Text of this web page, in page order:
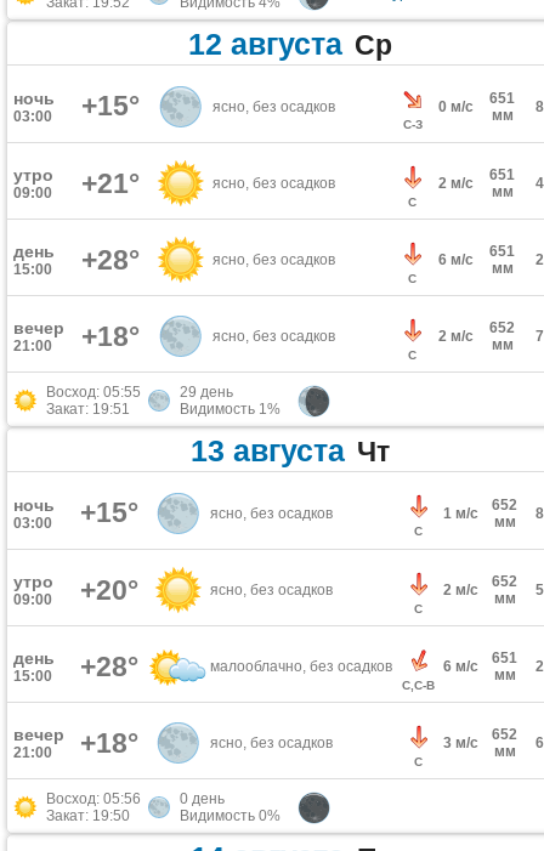
12 августа Ср
ночь
03:00 +15° ясно, без осадков
С-З
0 м/с
651
мм
утро
09:00 +21° ясно, без осадков
С
2 м/с
651
мм
день
15:00 +28° ясно, без осадков
С
6 м/с
651
мм
вечер
21:00 +18° ясно, без осадков
С
2 м/с
652
мм
Восход: 05:55
Закат: 19:51
29 день
Видимость 1%
13 августа Чт
ночь
03:00 +15° ясно, без осадков
С
1 м/с
652
мм
утро
09:00 +20° ясно, без осадков
С
2 м/с
652
мм
день
15:00 +28° малооблачно, без осадков
С,С-В
6 м/с
651
мм
вечер
21:00 +18° ясно, без осадков
С
3 м/с
652
мм
Восход: 05:56
Закат: 19:50
0 день
Видимость 0%